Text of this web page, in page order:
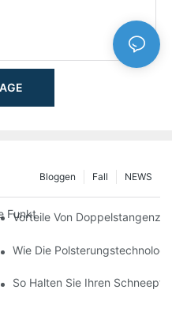
NEWS
Fall
Bloggen
Es & Gemeinsame
Vorteile Von
Verringerung Der Auswirkung
Wie Die
Für Harte
So Halten Sie Ihren